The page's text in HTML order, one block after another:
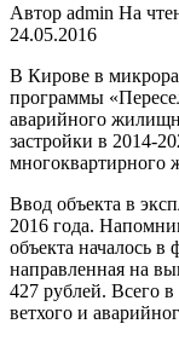
Автор admin На
24.05.2016
В Кирове в
программы
аварийного
застройки в 2014-
многоквартирного
Ввод объекта в
2016 года.
объекта началось в
направленная на
427 рублей. Всего
ветхого и